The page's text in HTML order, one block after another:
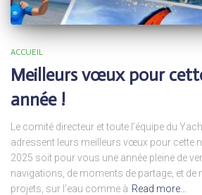
ACCUEIL
Meilleurs vœux pour
année !
Le comité directeur et toute l’équipe du
adressent leurs meilleurs vœux pour cette
2025 soit pour vous une année pleine de
navigations, de moments de partage, et
projets, sur l’eau comme à Read more…